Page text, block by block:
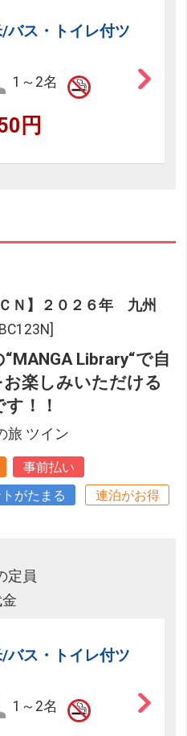
バス・トイレ付ツ
1～2名
円
Ｎ】２０２６年 九州
Library“で自
楽しみいただける
！！
旅 ツイン
事前払い
がたまる
連泊がお得
定員
バス・トイレ付ツ
1～2名